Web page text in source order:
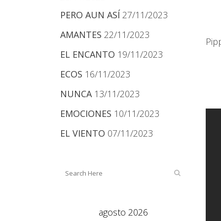
PERO AUN ASÍ 27/11/2023
AMANTES 22/11/2023
EL ENCANTO 19/11/2023
ECOS 16/11/2023
NUNCA 13/11/2023
EMOCIONES 10/11/2023
EL VIENTO 07/11/2023
agosto 2026